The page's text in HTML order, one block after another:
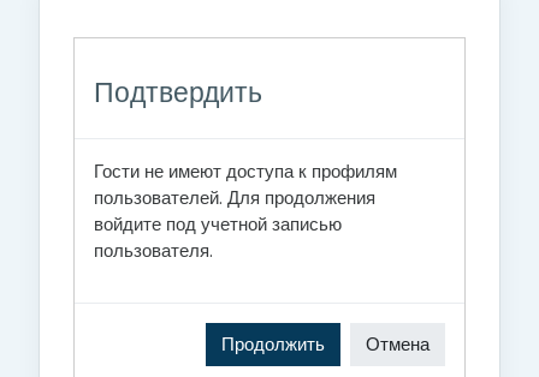
Подтвердить
Гости не имеют доступа к профилям
пользователей. Для продолжения
войдите под учетной записью
пользователя.
Продолжить Отмена